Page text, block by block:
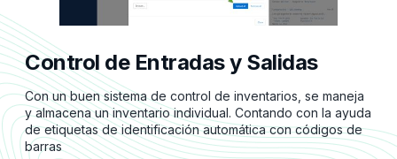
Control de Entradas y Salidas
Con un buen sistema de control de inventarios, se maneja
y almacena un inventario individual. Contando con la ayuda
de etiquetas de identificación automática con códigos de
barras